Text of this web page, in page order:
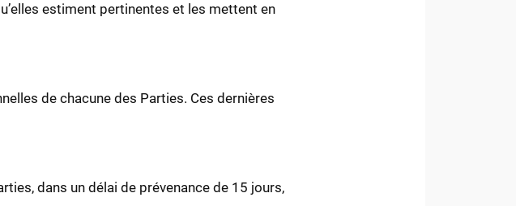
estiment pertinentes et les mettent en
de chacune des Parties. Ces dernières
dans un délai de prévenance de 15 jours,